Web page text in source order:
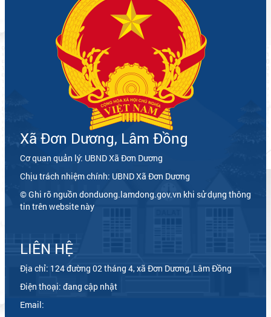
Xã Đơn Dương, Lâm Đồng
Cơ quan quản lý: UBND Xã Đơn Dương
Chịu trách nhiệm chính: UBND Xã Đơn Dương
© Ghi rõ nguồn donduong.lamdong.gov.vn khi sử dụng thông
tin trên website này
LIÊN HỆ
Địa chỉ: 124 đường 02 tháng 4, xã Đơn Dương, Lâm Đồng
Điện thoại: đang cập nhật
Email: